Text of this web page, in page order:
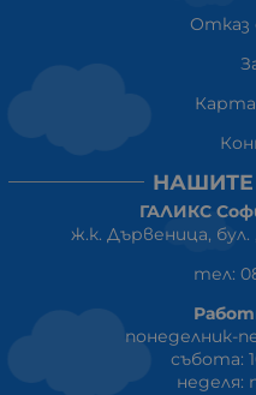
Отказ
ГАЛИКС
ж.к. Дървеница,
тел:
понеделник-
събота:
неделя: